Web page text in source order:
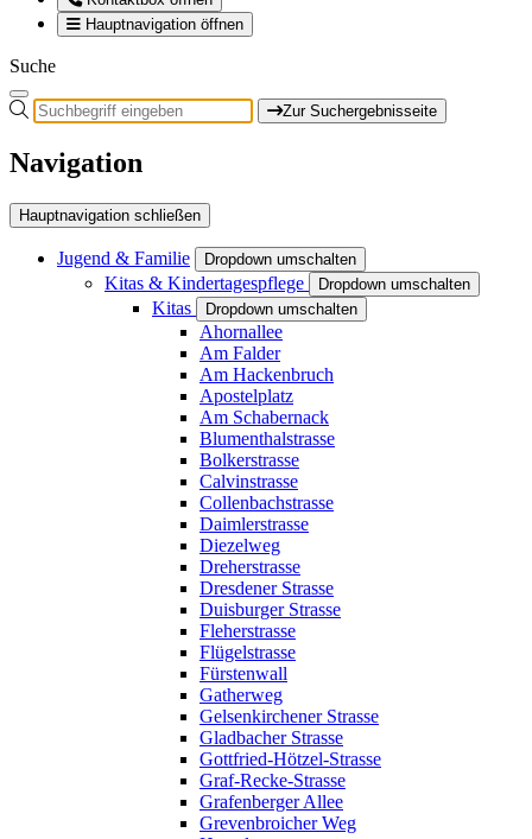
Hauptnavigation öffnen
Suche
Zur Suchergebnisseite
Navigation
Hauptnavigation schließen
Jugend & Familie Dropdown umschalten
Kitas & Kindertagespflege Dropdown umschalten
Kitas Dropdown umschalten
Ahornallee
Am Falder
Am Hackenbruch
Apostelplatz
Am Schabernack
Blumenthalstrasse
Bolkerstrasse
Calvinstrasse
Collenbachstrasse
Daimlerstrasse
Diezelweg
Dreherstrasse
Dresdener Strasse
Duisburger Strasse
Fleherstrasse
Flügelstrasse
Fürstenwall
Gatherweg
Gelsenkirchener Strasse
Gladbacher Strasse
Gottfried-Hötzel-Strasse
Graf-Recke-Strasse
Grafenberger Allee
Grevenbroicher Weg